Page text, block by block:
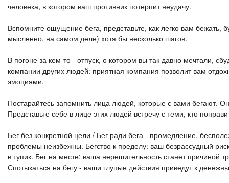
человека, в котором ваш противник потерпит неудачу.
Вспомните ощущение бега, представьте, как легко вам бежать,
мысленно, на самом деле) хотя бы несколько шагов.
В погоне за кем-то - отпуск, о котором вы так давно мечтали,
компании других людей: приятная компания позволит вам
эмоциями.
Постарайтесь запомнить лица людей, которые с вами бегают.
Представьте себе в лице этих людей встречу с теми, кто
Бег без конкретной цели / Бег ради бега - промедление,
проблемы неизбежны. Бегство к пределу: ваш безрассудный
в тупик. Бег на месте: ваша нерешительность станет причиной
Спотыкаться на бегу - ваши глупые действия приведут к